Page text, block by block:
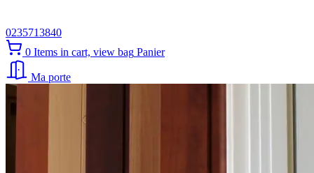
0235713840
0 Items in cart, view bag Panier
Ma porte